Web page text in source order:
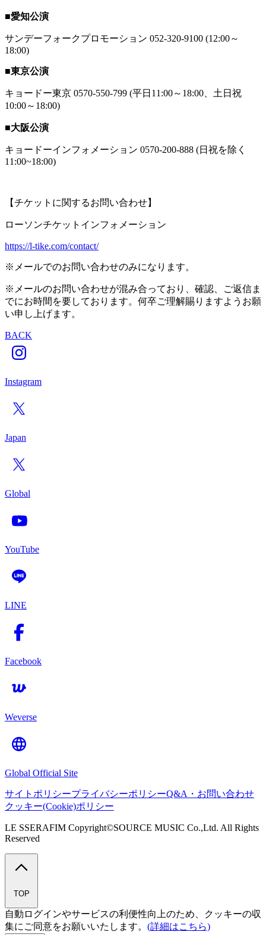
■愛知公演
サンデーフォークプロモーション 052-320-9100 (12:00～
18:00)
■東京公演
キョードー東京 0570-550-799 (平日11:00～18:00、土日祝
10:00～18:00)
■大阪公演
キョードーインフォメーション 0570-200-888 (日祝を除く
11:00~18:00)
【チケットに関するお問い合わせ】
ローソンチケットインフォメーション
https://l-tike.com/contact/
※メールでのお問い合わせのみになります。
※メールのお問い合わせが混み合っており、確認、ご返信ま
でにお時間を要しております。何卒ご理解賜りますようお願
い申し上げます。
BACK
Instagram
Japan
Global
YouTube
LINE
Facebook
Weverse
Global Official Site
サイトポリシープライバシーポリシーQ&A・お問い合わせ
クッキー(Cookie)ポリシー
LE SSERAFIM Copyright©SOURCE MUSIC Co.,Ltd. All Rights
Reserved
TOP
自動ログインやサービスの利便性向上のため、クッキーの収
集にご同意をお願いいたします。 (詳細はこちら)